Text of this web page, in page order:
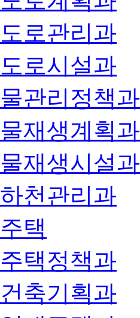
도로관리과
도로시설과
물관리정책과
물재생계획과
물재생시설과
하천관리과
주택
주택정책과
건축기획과